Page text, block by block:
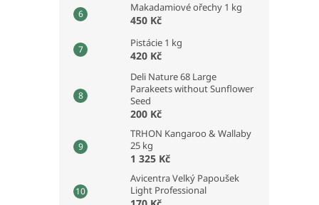
Makadamiové ořechy 1 kg
450 Kč
Pistácie 1 kg
420 Kč
Deli Nature 68 Large
Parakeets without Sunflower
Seed
200 Kč
TRHON Kangaroo & Wallaby
25 kg
1 325 Kč
Avicentra Velký Papoušek
Light Professional